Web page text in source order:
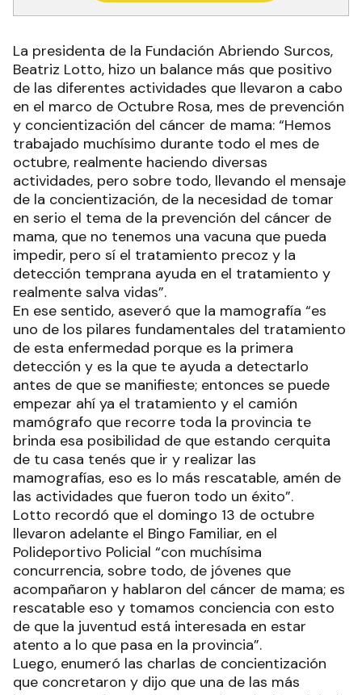
La presidenta de la Fundación Abriendo Surcos,
Beatriz Lotto, hizo un balance más que positivo
de las diferentes actividades que llevaron a cabo
en el marco de Octubre Rosa, mes de prevención
y concientización del cáncer de mama: “Hemos
trabajado muchísimo durante todo el mes de
octubre, realmente haciendo diversas
actividades, pero sobre todo, llevando el mensaje
de la concientización, de la necesidad de tomar
en serio el tema de la prevención del cáncer de
mama, que no tenemos una vacuna que pueda
impedir, pero sí el tratamiento precoz y la
detección temprana ayuda en el tratamiento y
realmente salva vidas”.
En ese sentido, aseveró que la mamografía “es
uno de los pilares fundamentales del tratamiento
de esta enfermedad porque es la primera
detección y es la que te ayuda a detectarlo
antes de que se manifieste; entonces se puede
empezar ahí ya el tratamiento y el camión
mamógrafo que recorre toda la provincia te
brinda esa posibilidad de que estando cerquita
de tu casa tenés que ir y realizar las
mamografías, eso es lo más rescatable, amén de
las actividades que fueron todo un éxito”.
Lotto recordó que el domingo 13 de octubre
llevaron adelante el Bingo Familiar, en el
Polideportivo Policial “con muchísima
concurrencia, sobre todo, de jóvenes que
acompañaron y hablaron del cáncer de mama; es
rescatable eso y tomamos conciencia con esto
de que la juventud está interesada en estar
atento a lo que pasa en la provincia”.
Luego, enumeró las charlas de concientización
que concretaron y dijo que una de las más